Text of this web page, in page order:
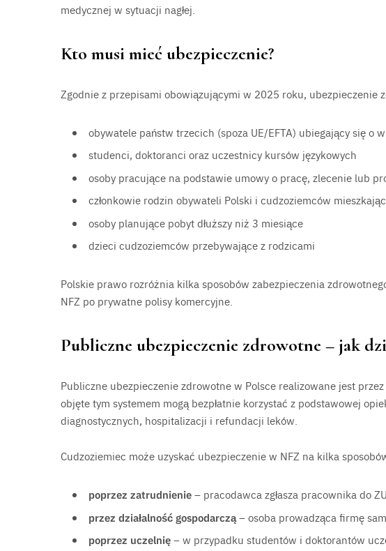
medycznej w sytuacji nagłej.
Kto musi mieć ubezpieczenie?
Zgodnie z przepisami obowiązującymi w 2025 roku, ubezpieczenie
obywatele państw trzecich (spoza UE/EFTA) ubiegający się o
studenci, doktoranci oraz uczestnicy kursów językowych
osoby pracujące na podstawie umowy o pracę, zlecenie lub
członkowie rodzin obywateli Polski i cudzoziemców
osoby planujące pobyt dłuższy niż 3 miesiące
dzieci cudzoziemców przebywające z rodzicami
Polskie prawo rozróżnia kilka sposobów zabezpieczenia
NFZ po prywatne polisy komercyjne.
Publiczne ubezpieczenie zdrowotne – jak
Publiczne ubezpieczenie zdrowotne w Polsce realizowane jest
objęte tym systemem mogą bezpłatnie korzystać z podstawowej
diagnostycznych, hospitalizacji i refundacji leków.
Cudzoziemiec może uzyskać ubezpieczenie w NFZ na kilka
poprzez zatrudnienie– pracodawca zgłasza pracownika do
przez działalność gospodarczą– osoba prowadząca firmę
poprzez uczelnię– w przypadku studentów i doktorantów